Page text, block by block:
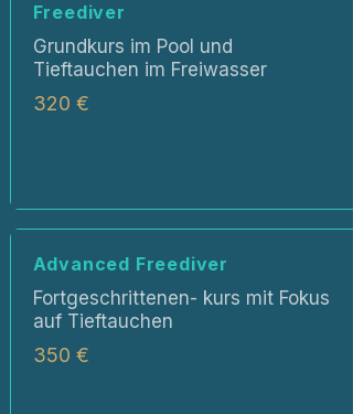
Freediver
Grundkurs im Pool und
Tieftauchen im Freiwasser
320 €
Advanced Freediver
Fortgeschrittenen- kurs mit Fokus
auf Tieftauchen
350 €